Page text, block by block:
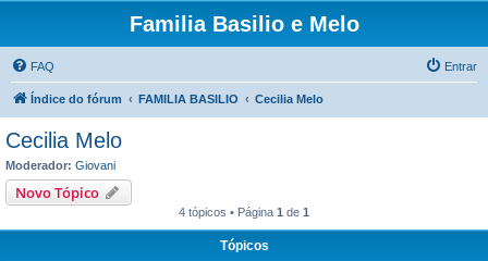
Familia Basilio e Melo
FAQ Entrar
Índice do fórum FAMILIA BASILIO Cecilia Melo
Cecilia Melo
Moderador: Giovani
Novo Tópico
4 tópicos • Página 1 de 1
Tópicos